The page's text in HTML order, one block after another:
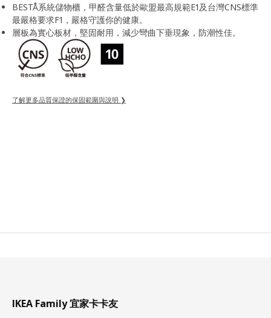
BESTÅ系統儲物櫃，甲醛含量低於歐盟最高規範E1及台灣CNS標準
最嚴格要求F1，嚴格守護你的健康。
層板為實心板材，堅固耐用，減少彎曲下垂現象，防潮性佳。
了解更多品質保證的保固範圍與說明 ❯
IKEA Family 宜家卡卡友